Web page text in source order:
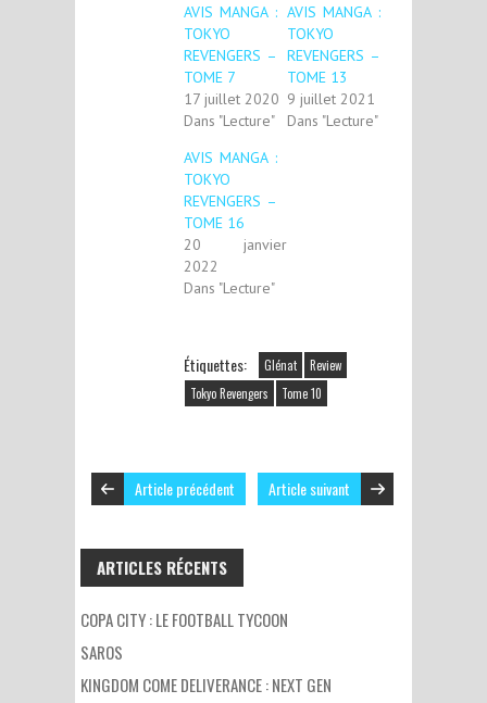
AVIS MANGA :
TOKYO
REVENGERS –
TOME 7
17 juillet 2020
Dans "Lecture"
AVIS MANGA :
TOKYO
REVENGERS –
TOME 13
9 juillet 2021
Dans "Lecture"
AVIS MANGA :
TOKYO
REVENGERS –
TOME 16
20 janvier
2022
Dans "Lecture"
Étiquettes: Glénat
Review
Tokyo Revengers
Tome 10
Article précédent Article suivant
ARTICLES RÉCENTS
COPA CITY : LE FOOTBALL TYCOON
SAROS
KINGDOM COME DELIVERANCE : NEXT GEN